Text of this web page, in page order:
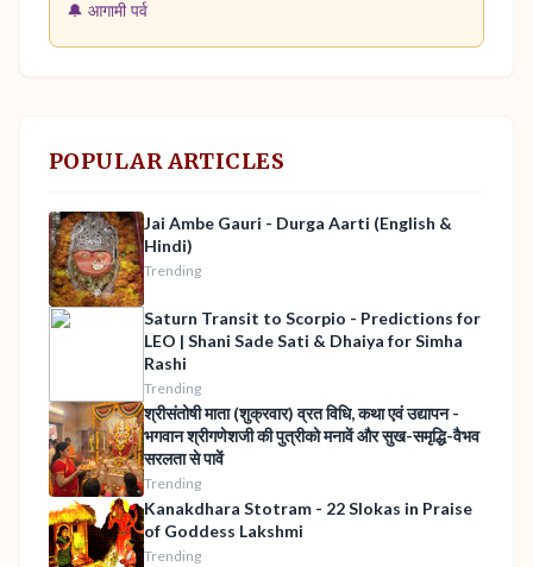
🔔 आगामी पर्व
POPULAR ARTICLES
Jai Ambe Gauri - Durga Aarti (English &
Hindi)
Trending
Saturn Transit to Scorpio - Predictions for
LEO | Shani Sade Sati & Dhaiya for Simha
Rashi
Trending
श्रीसंतोषी माता (शुक्रवार) व्रत विधि, कथा एवं उद्यापन -
भगवान श्रीगणेशजी की पुत्रीको मनावें और सुख-समृद्धि-वैभव
सरलता से पावें
Trending
Kanakdhara Stotram - 22 Slokas in Praise
of Goddess Lakshmi
Trending